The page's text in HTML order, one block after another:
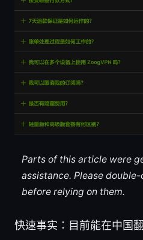
Parts of this article were
assistance. Please
before relying on them.
快速事实：目前能在中国